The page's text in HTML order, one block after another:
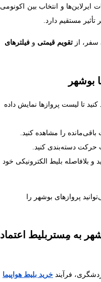
ایرلاین‌ها و انتخاب بین اکونومی
مستقیم دارد.
سفر، از تقویم قیمتی و فیلترهای
بوشهر
تا لیست پروازها نمایش داده
و بلافاصله بلیط الکترونیکی خود
پروازهای بوشهر را
به مِستربلیط اعتماد
فرآیند خرید بلیط هواپیما